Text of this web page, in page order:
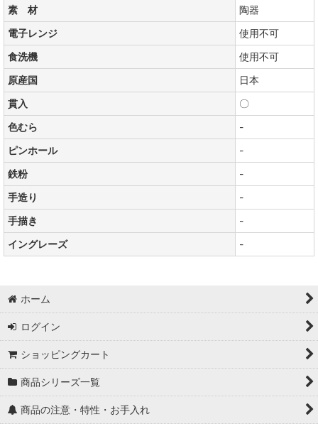
素 材
陶器
電子レンジ
使用不可
食洗機
使用不可
原産国
日本
貫入
〇
色むら
-
ピンホール
-
鉄粉
-
手造り
-
手描き
-
イングレーズ
-
ホーム
ログイン
ショッピングカート
商品シリーズ一覧
商品の注意・特性・お手入れ